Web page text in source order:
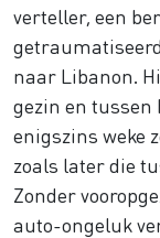
verteller, een
naar Libanon.
gezin en tussen
enigszins weke
zoals later die
Zonder
auto-ongeluk